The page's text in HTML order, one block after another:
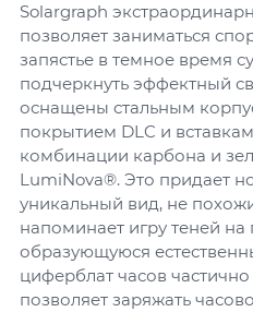
Solargraph
позволяет заниматься
запястье в темное время
подчеркнуть эффектный
оснащены стальным
покрытием DLC и
комбинации карбона и
LumiNova®. Это придает
уникальный вид, не
напоминает игру теней
образующуюся
циферблат часов
позволяет заряжать